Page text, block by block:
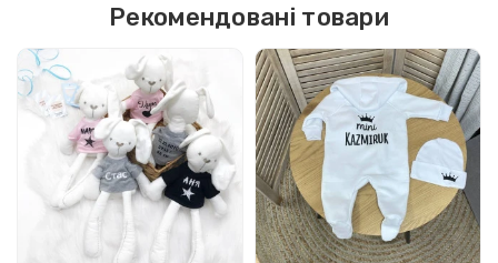
Рекомендовані товари